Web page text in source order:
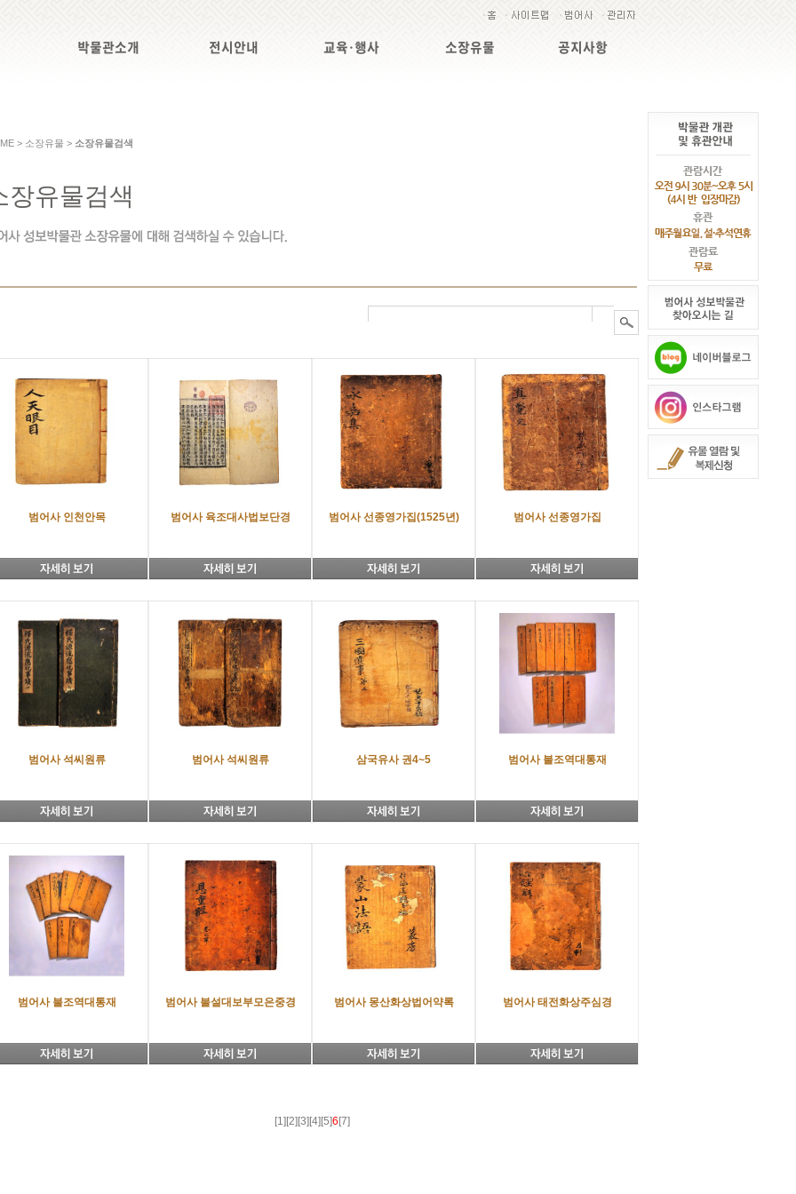
박물관소개 전시안내 교육·행사 소장유물 공지사항
> 소장유물 > 소장유물검색
장유물검색
범어사 인천안목 범어사 육조대사법보단경 범어사 선종영가집(1525년) 범어사 선종영가집
범어사 석씨원류 범어사 석씨원류 삼국유사 권4~5 범어사 불조역대통재
범어사 불조역대통재 범어사 불설대보부모은중경 범어사 몽산화상법어약록 범어사 태전화상주심경
[1] [2] [3] [4] [5]6 [7]